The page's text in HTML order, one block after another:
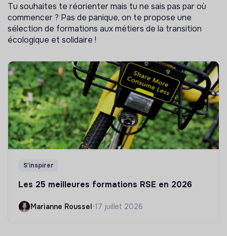
Tu souhaites te réorienter mais tu ne sais pas par où
commencer ? Pas de panique, on te propose une
sélection de formations aux métiers de la transition
écologique et solidaire !
S'inspirer
Les 25 meilleures formations RSE en 2026
Marianne Roussel•17 juillet 2026